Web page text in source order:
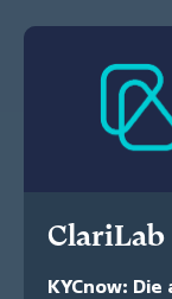
ClariLab
KYCnow: